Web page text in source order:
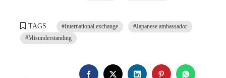
TAGS #International exchange
#Japanese ambassador
#Misunderstanding
FACEBOOKTWITTERLINKEDINPINTEREST